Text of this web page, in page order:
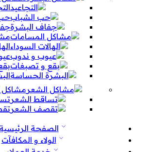
مشاكل
الصفحة الرئيسية
الولاء و المكافآت